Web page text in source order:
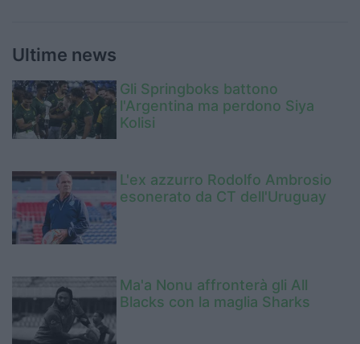
Ultime news
Gli Springboks battono
l'Argentina ma perdono Siya
Kolisi
L'ex azzurro Rodolfo Ambrosio
esonerato da CT dell'Uruguay
Ma'a Nonu affronterà gli All
Blacks con la maglia Sharks